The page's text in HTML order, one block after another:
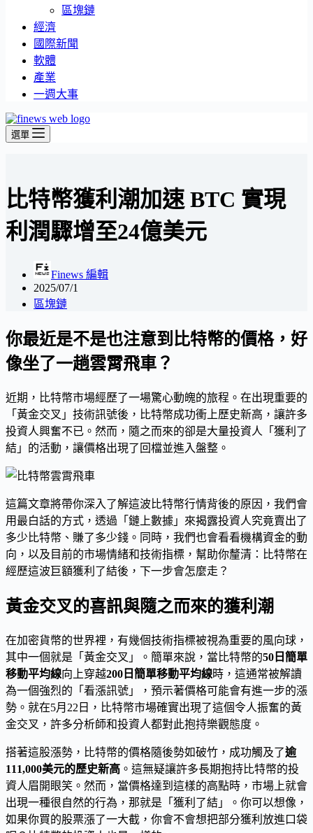
區塊鏈
經濟
國際新聞
軟體
產業
一週大事
選單
比特幣獲利潮加速 BTC 實現
利潤驟增至24億美元
Finews 編輯
2025/07/1
區塊鏈
你最近是不是也注意到比特幣的價格，好
像坐了一趟雲霄飛車？
近期，比特幣市場經歷了一場驚心動魄的旅程。在出現重要的
「黃金交叉」技術訊號後，比特幣成功衝上歷史新高，讓許多
投資人興奮不已。然而，隨之而來的卻是大量投資人「獲利了
結」的活動，讓價格出現了回檔並進入盤整。
這篇文章將帶你深入了解這波比特幣行情背後的原因，我們會
用最白話的方式，透過「鏈上數據」來揭露投資人究竟賣出了
多少比特幣、賺了多少錢。同時，我們也會看看機構資金的動
向，以及目前的市場情緒和技術指標，幫助你釐清：比特幣在
經歷這波巨額獲利了結後，下一步會怎麼走？
黃金交叉的喜訊與隨之而來的獲利潮
在加密貨幣的世界裡，有幾個技術指標被視為重要的風向球，
其中一個就是「黃金交叉」。簡單來說，當比特幣的50日簡單
移動平均線向上穿越200日簡單移動平均線時，這通常被解讀
為一個強烈的「看漲訊號」，預示著價格可能會有進一步的漲
勢。就在5月22日，比特幣市場確實出現了這個令人振奮的黃
金交叉，許多分析師和投資人都對此抱持樂觀態度。
搭著這股漲勢，比特幣的價格隨後勢如破竹，成功觸及了逾
111,000美元的歷史新高 。這無疑讓許多長期抱持比特幣的投
資人眉開眼笑。然而，當價格達到這樣的高點時，市場上就會
出現一種很自然的行為，那就是「獲利了結」。你可以想像，
如果你買的股票漲了一大截，你會不會想把部分獲利放進口袋